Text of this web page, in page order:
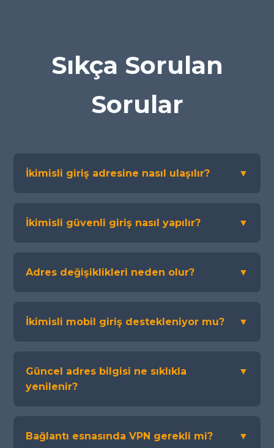
Sıkça Sorulan
Sorular
İkimisli giriş adresine nasıl ulaşılır? ▼
İkimisli güvenli giriş nasıl yapılır? ▼
Adres değişiklikleri neden olur? ▼
İkimisli mobil giriş destekleniyor mu? ▼
Güncel adres bilgisi ne sıklıkla
yenilenir?
▼
Bağlantı esnasında VPN gerekli mi? ▼